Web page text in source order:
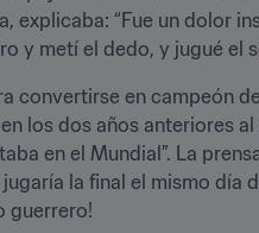
explicaba: “Fue un dolor
y metí el dedo, y jugué el
convertirse en campeón
los dos años anteriores
en el Mundial”. La
la final el mismo día
guerrero!